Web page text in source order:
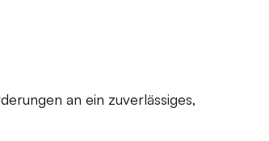
an ein zuverlässiges,